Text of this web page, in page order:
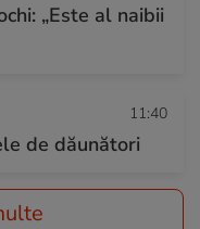
„Este al naibii
11:40
de dăunători